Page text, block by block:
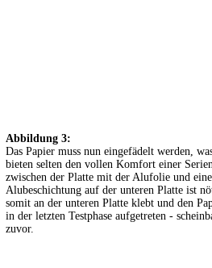
Abbildung 3:
Das Papier muss nun eingefädelt werden,
bieten selten den vollen Komfort einer
zwischen der Platte mit der Alufolie und
Alubeschichtung auf der unteren Platte ist
somit an der unteren Platte klebt und den
in der letzten Testphase aufgetreten -
zuvor.